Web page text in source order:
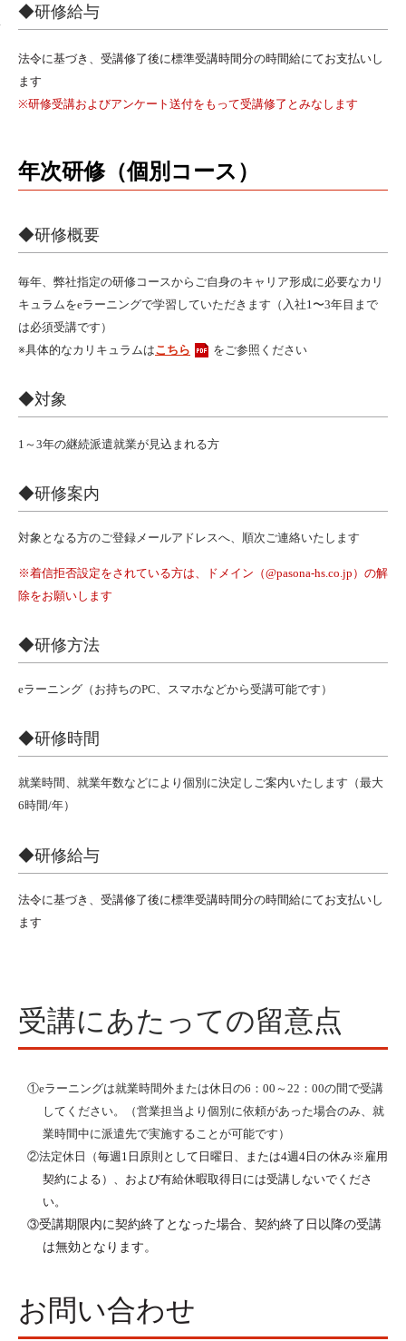
◆研修給与
法令に基づき、受講修了後に標準受講時間分の時間給にてお支払いし
ます
※研修受講およびアンケート送付をもって受講修了とみなします
年次研修（個別コース）
◆研修概要
毎年、弊社指定の研修コースからご自身のキャリア形成に必要なカリ
キュラムをeラーニングで学習していただきます（入社1〜3年目まで
は必須受講です）
※具体的なカリキュラムはこちら をご参照ください
◆対象
1～3年の継続派遣就業が見込まれる方
◆研修案内
対象となる方のご登録メールアドレスへ、順次ご連絡いたします
※着信拒否設定をされている方は、ドメイン（@pasona-hs.co.jp）の解
除をお願いします
◆研修方法
eラーニング（お持ちのPC、スマホなどから受講可能です）
◆研修時間
就業時間、就業年数などにより個別に決定しご案内いたします（最大
6時間/年）
◆研修給与
法令に基づき、受講修了後に標準受講時間分の時間給にてお支払いし
ます
受講にあたっての留意点
①eラーニングは就業時間外または休日の6：00～22：00の間で受講
してください。（営業担当より個別に依頼があった場合のみ、就
業時間中に派遣先で実施することが可能です）
②法定休日（毎週1日原則として日曜日、または4週4日の休み※雇用
契約による）、および有給休暇取得日には受講しないでくださ
い。
③受講期限内に契約終了となった場合、契約終了日以降の受講
は無効となります。
お問い合わせ
社
て
以
就
ま
る
社
て
以
就
ま
る